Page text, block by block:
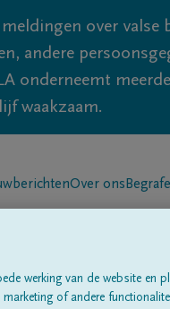
over valse
andere
onderneemt
waakzaam.
Over ons
werking van de website en
of andere